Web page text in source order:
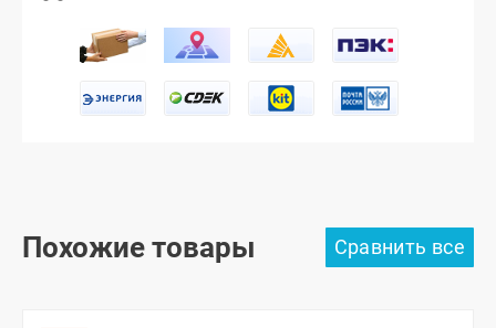
Похожие товары